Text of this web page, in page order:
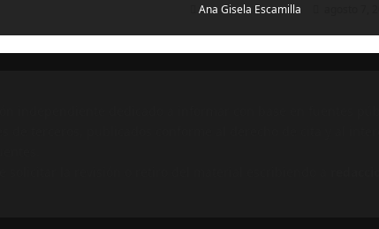
Ana Gisela Escamilla